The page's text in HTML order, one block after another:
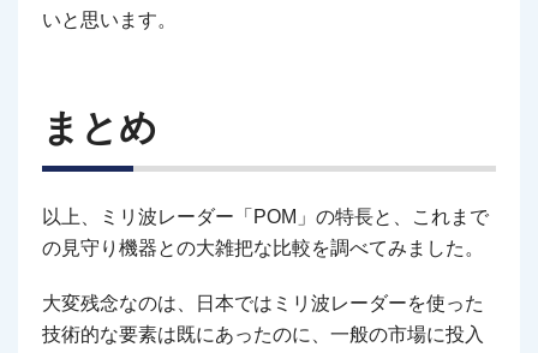
いと思います。
まとめ
以上、ミリ波レーダー「POM」の特長と、これまで
の見守り機器との大雑把な比較を調べてみました。
大変残念なのは、日本ではミリ波レーダーを使った
技術的な要素は既にあったのに、一般の市場に投入